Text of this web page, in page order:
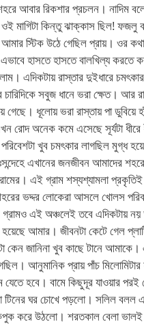
আবার রিকশার প্রচলন। নাদিম
মাগিটা কিন্তু ঝাক্কাস ছিল! ফজলু
স্টিক উঠে গেছিল প্রায়। ওর
হাসতে হাসতে বালখিল্য করতে
এদিকটায় রাস্তার দুইধারে
চারিদিকে সবুজ ধানে ভরা ক্ষেত। আর
গেছে। ধূলোয় ভরা রাস্তায় পা ডুবিয়ে
রোদ অনেক কমে এসেছে সূর্যটা ধীরে
খুব চমৎকার লাগছিল মুগ্ধ
এখানের জনজীবন আমাদের
এই গ্রাম শস্যশ্যামলা
ভদ্দর লোকেরা আসলে খোলস
গ্রামও এই অঞ্চলেই তবে এদিকটায়
আমার। জীবনটা কেটে গেল
কেন জানিনা খুব কাছে টানে
আনুমানিক প্রায় পাঁচ মিলোমিটার
হবে। বামে কিছুদূর যাওয়ার পরই
টিনের ঘর চোখে পড়লো। সলিল বলল
করে উঠলো। শরতকাল বেলা